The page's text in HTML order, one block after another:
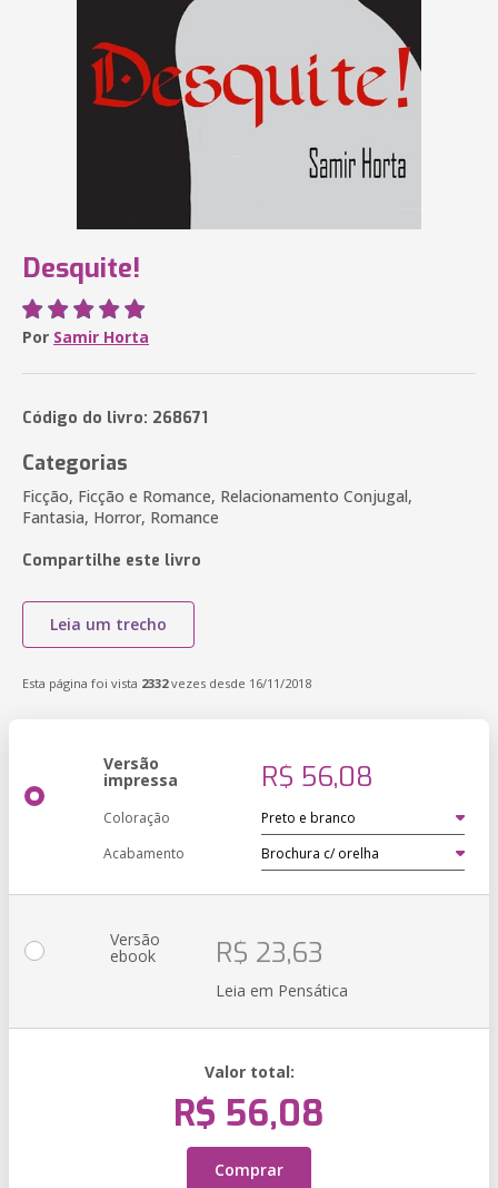
Desquite!
Por Samir Horta
Código do livro: 268671
Categorias
Ficção, Ficção e Romance, Relacionamento Conjugal,
Fantasia, Horror, Romance
Compartilhe este livro
Leia um trecho
Esta página foi vista 2332vezes desde 16/11/2018
Versão
impressa R$ 56,08
Coloração
Acabamento
Versão
ebook R$ 23,63
Leia em Pensática
Valor total:
R$ 56,08
Comprar